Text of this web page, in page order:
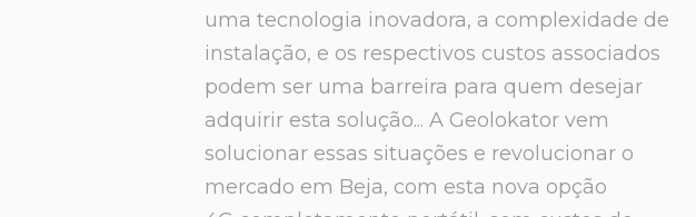
uma tecnologia inovadora, a complexidade de
instalação, e os respectivos custos associados
podem ser uma barreira para quem desejar
adquirir esta solução... A Geolokator vem
solucionar essas situações e revolucionar o
mercado em Beja, com esta nova opção